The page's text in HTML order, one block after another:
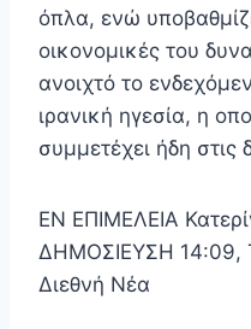
όπλα, ενώ
οικονομικές του
ανοιχτό το
ιρανική ηγεσία, η
συμμετέχει ήδη στις
EN ΕΠΙΜΕΛΕΙΑ
ΔΗΜΟΣΙΕΥΣΗ 14:09,
Διεθνή Νέα